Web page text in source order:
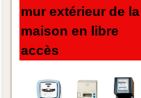
mur extérieur de la
maison en libre
accès